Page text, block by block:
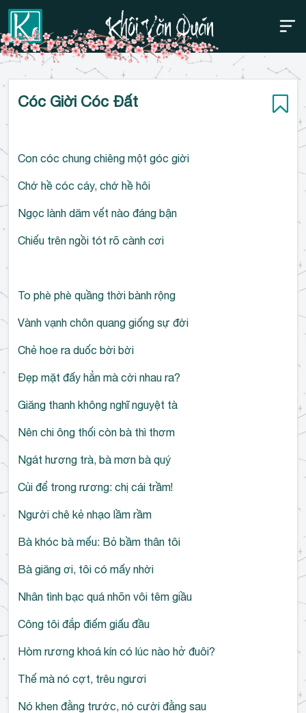
Bỏ
Thanh điều hướng trên
Cóc Giời Cóc Đất
Con cóc chung chiêng một góc giời
Chớ hề cóc cáy, chớ hề hôi
Ngọc lành dăm vết nào đáng bận
Chiếu trên ngồi tót rõ cành cơi
To phè phè quầng thời bành rộng
Vành vạnh chôn quang giống sự đời
Chẻ hoe ra duốc bời bời
Đẹp mặt đấy hẳn mà cời nhau ra?
Giăng thanh không nghĩ nguyệt tà
Nên chi ông thối còn bà thì thơm
Ngát hương trà, bà mơn bà quý
Củi để trong rương: chị cái trầm!
Người chê kẻ nhạo lầm rầm
Bà khóc bà mếu: Bỏ bầm thân tôi
Bà giăng ơi, tôi có mấy nhời
Nhân tình bạc quá nhõn vôi têm giầu
Công tôi đắp điếm giấu đầu
Hòm rương khoá kín có lúc nào hở đuôi?
Thế mà nó cợt, trêu ngươi
Nó khen đằng trước, nó cười đằng sau